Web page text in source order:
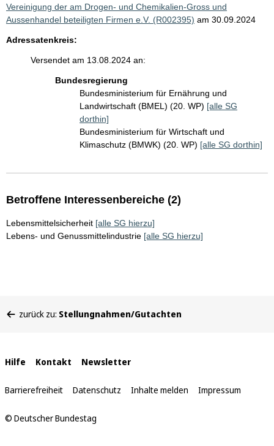
Vereinigung der am Drogen- und Chemikalien-Gross und
Aussenhandel beteiligten Firmen e.V. (R002395) am 30.09.2024
Adressatenkreis:
Versendet am 13.08.2024 an:
Bundesregierung
Bundesministerium für Ernährung und
Landwirtschaft (BMEL) (20. WP) [alle SG
dorthin]
Bundesministerium für Wirtschaft und
Klimaschutz (BMWK) (20. WP) [alle SG dorthin]
Betroffene Interessenbereiche (2)
Lebensmittelsicherheit [alle SG hierzu]
Lebens- und Genussmittelindustrie [alle SG hierzu]
befinden
zurück zu: Stellungnahmen/Gutachten
Interne
Links
Hilfe Kontakt Newsletter
Barrierefreiheit Datenschutz Inhalte melden Impressum
© Deutscher Bundestag